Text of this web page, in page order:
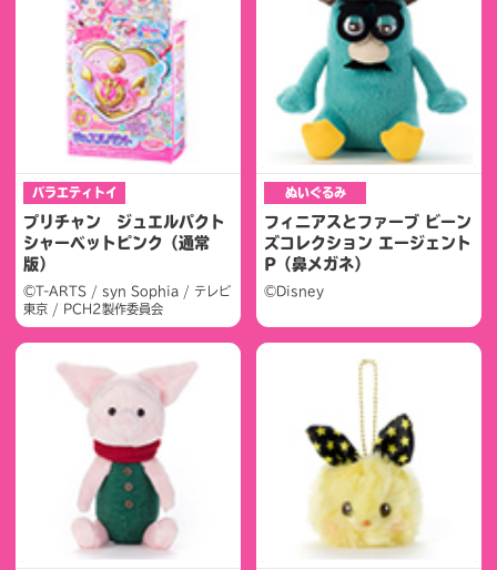
バラエティトイ
プリチャン ジュエルパクト
シャーベットピンク（通常
版）
©T-ARTS / syn Sophia / テレビ
東京 / PCH2製作委員会
ぬいぐるみ
フィニアスとファーブ ビーン
ズコレクション エージェント
P（鼻メガネ）
©Disney